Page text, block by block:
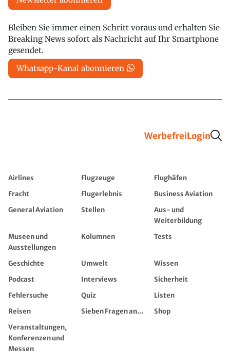
Bleiben Sie immer einen Schritt voraus und erhalten Sie
Breaking News sofort als Nachricht auf Ihr Smartphone
gesendet.
Whatsapp-Kanal abonnieren
WerbefreiLogin
Airlines Flugzeuge
Flughäfen
Fracht
Flugerlebnis
Business Aviation
General Aviation
Stellen
Aus- und
Weiterbildung
Museen und
Ausstellungen
Kolumnen Tests
Geschichte Umwelt
Wissen
Podcast
Interviews
Sicherheit
Fehlersuche
Quiz
Listen
Reisen
Sieben Fragen an...
Shop
Veranstaltungen,
Konferenzen und
Messen